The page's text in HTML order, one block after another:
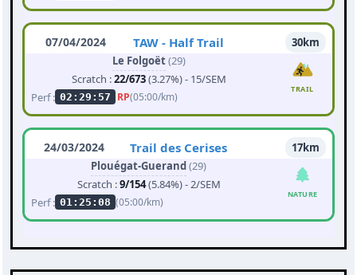
07/04/2024 TAW - Half Trail
30km
Le Folgoët(29)
Scratch :22/673(3.27%) - 15/SEM
Perf : 02:29:57 RP(05:00/km)
TRAIL
24/03/2024 Trail des Cerises
17km
Plouégat-Guerand(29)
Scratch :9/154(5.84%) - 2/SEM
Perf : 01:25:08 (05:00/km)
NATURE